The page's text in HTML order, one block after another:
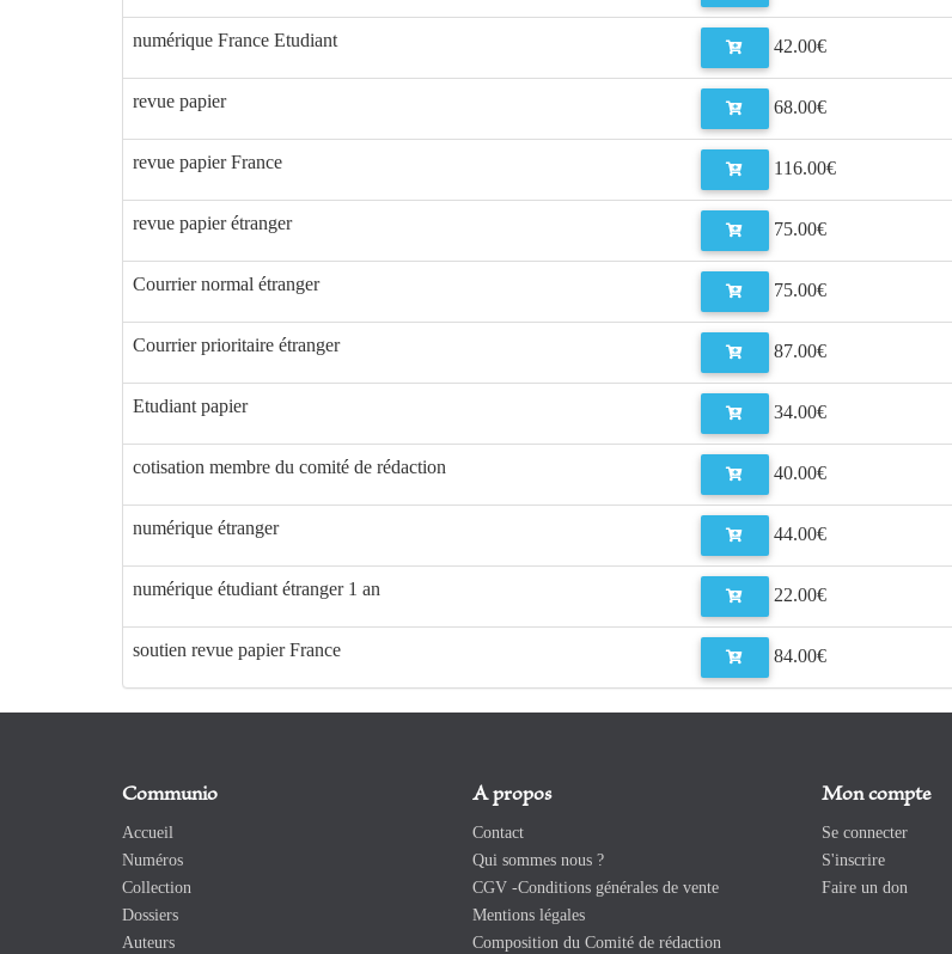
numérique France Etudiant 42.00€
revue papier 68.00€
revue papier France 116.00€
revue papier étranger 75.00€
Courrier normal étranger 75.00€
Courrier prioritaire étranger 87.00€
Etudiant papier 34.00€
cotisation membre du comité de rédaction 40.00€
numérique étranger 44.00€
numérique étudiant étranger 1 an 22.00€
soutien revue papier France 84.00€
Communio
Accueil
Numéros
Collection
Dossiers
Auteurs
A propos
Contact
Qui sommes nous ?
CGV -Conditions générales de vente
Mentions légales
Composition du Comité de rédaction
Mon compte
Se connecter
S'inscrire
Faire un don